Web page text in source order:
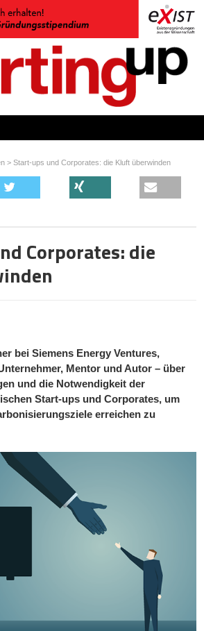
> Start-ups und Corporates: die Kluft überwinden
Corporates: die
bei Siemens Energy Ventures,
Mentor und Autor – über
und die Notwendigkeit der
Start-ups und Corporates, um
erreichen zu